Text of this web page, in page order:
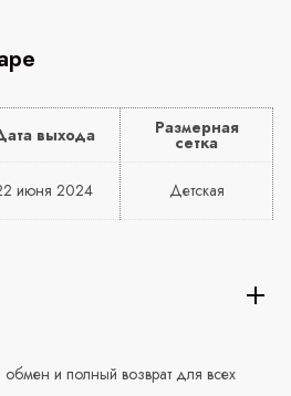
выхода Размерная
сетка
июня 2024 Детская
и полный возврат для всех